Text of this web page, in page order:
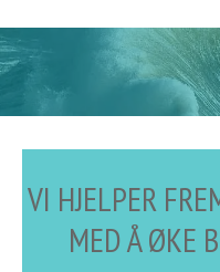
VI HJELPER
MED Å ØKE